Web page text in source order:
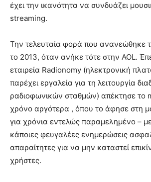
έχει την ικανότητα να συνδυάζει
streaming.
Την τελευταία φορά που ανανεώθηκε
το 2013, όταν ανήκε τότε στην AOL.
εταιρεία Radionomy (ηλεκτρονική
παρέχει εργαλεία για τη λειτουργία
ραδιοφωνικών σταθμών) απέκτησε το
χρόνο αργότερα , όπου το άφησε στη
για χρόνια εντελώς παραμελημένο –
κάποιες φευγαλέες ενημερώσεις
απαραίτητες για να μην καταστεί
χρήστες.